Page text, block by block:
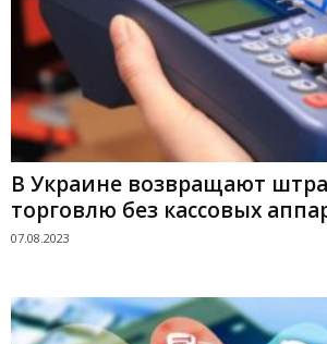
В Украине возвращают
торговлю без кассовых
07.08.2023